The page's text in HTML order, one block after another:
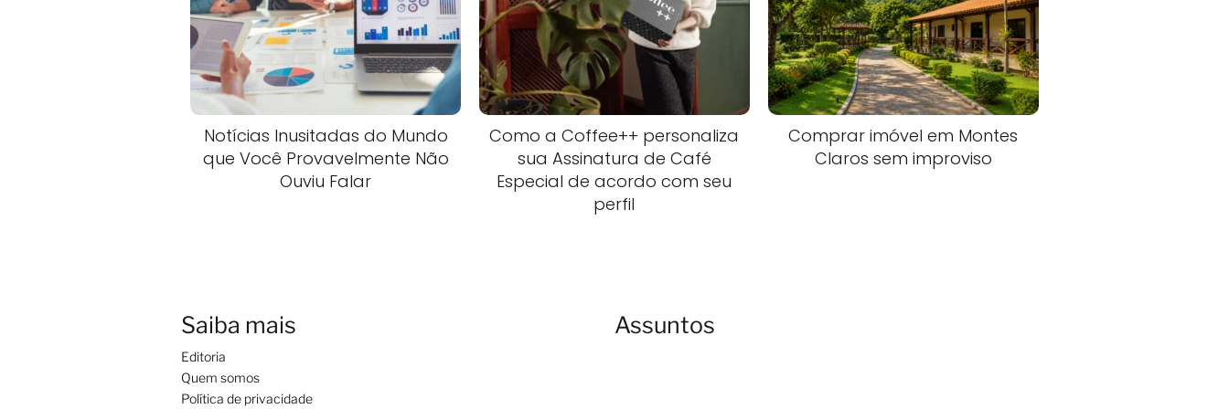
Notícias Inusitadas do Mundo
que Você Provavelmente Não
Ouviu Falar
Como a Coffee++ personaliza
sua Assinatura de Café
Especial de acordo com seu
perfil
Comprar imóvel em Montes
Claros sem improviso
Saiba mais
Editoria
Quem somos
Política de privacidade
Assuntos